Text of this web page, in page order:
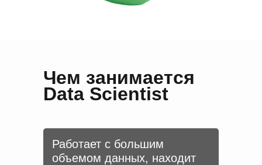
Чем занимается
Data Scientist
Работает с большим
объемом данных, находит